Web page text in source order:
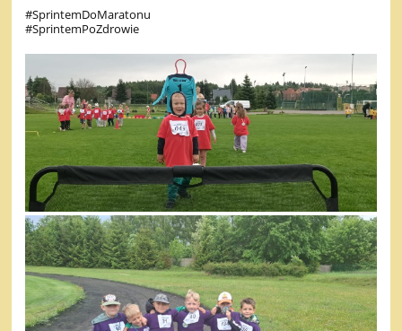
#SprintemDoMaratonu
#SprintemPoZdrowie